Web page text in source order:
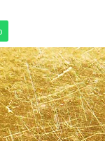
Bluesky